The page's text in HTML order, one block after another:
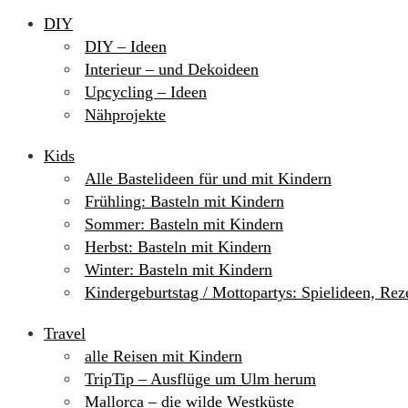
DIY
DIY – Ideen
Interieur – und Dekoideen
Upcycling – Ideen
Nähprojekte
Kids
Alle Bastelideen für und mit Kindern
Frühling: Basteln mit Kindern
Sommer: Basteln mit Kindern
Herbst: Basteln mit Kindern
Winter: Basteln mit Kindern
Kindergeburtstag / Mottopartys: Spielideen,
Travel
alle Reisen mit Kindern
TripTip – Ausflüge um Ulm herum
Mallorca – die wilde Westküste